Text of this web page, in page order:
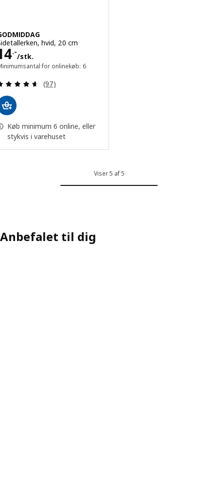
hvid, 20 cm
.-
/stk.
14.-/stk.
for onlinekøb: 6
Anmeld: 4.6 ud af 5 Stjerner. Anmeldelser i alt:
(97)
Køb minimum 6 online, eller
stykvis i varehuset
Viser 5 af 5
Anbefalet til dig